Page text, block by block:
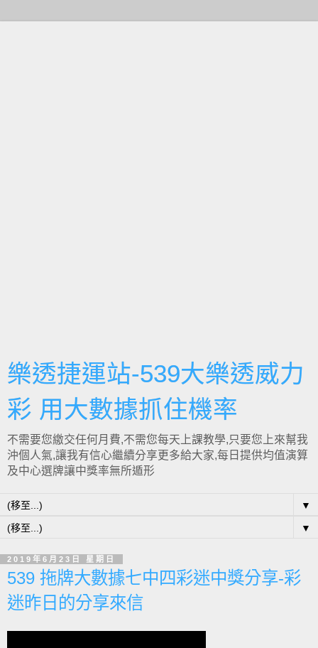
樂透捷運站-539大樂透威力
彩 用大數據抓住機率
不需要您繳交任何月費,不需您每天上課教學,只要您上來幫我
沖個人氣,讓我有信心繼續分享更多給大家,每日提供均值演算
及中心選牌讓中獎率無所遁形
▼
▼
2019年6月23日 星期日
539 拖牌大數據七中四彩迷中獎分享-彩
迷昨日的分享來信